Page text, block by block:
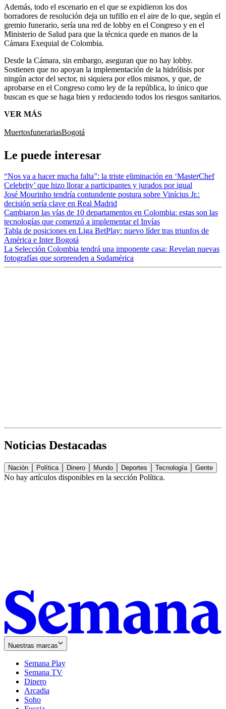
Además, todo el escenario en el que se expidieron los dos
borradores de resolución deja un tufillo en el aire de lo que, según el
gremio funerario, sería una red de lobby en el Congreso y en el
Ministerio de Salud para que la técnica quede en manos de la
Cámara Exequial de Colombia.
Desde la Cámara, sin embargo, aseguran que no hay lobby.
Sostienen que no apoyan la implementación de la hidrólisis por
ningún actor del sector, ni siquiera por ellos mismos, y que, de
aprobarse en el Congreso como ley de la república, lo único que
buscan es que se haga bien y reduciendo todos los riesgos sanitarios.
VER MÁS
MuertosfunerariasBogotá
Le puede interesar
“Nos va a hacer mucha falta”: la triste eliminación en ‘MasterChef
Celebrity’ que hizo llorar a participantes y jurados por igual
José Mourinho tendría contundente postura sobre Vinícius Jr.:
decisión sería clave en Real Madrid
Cambiaron las vías de 10 departamentos en Colombia: estas son las
tecnologías que comenzó a implementar el Invías
Tabla de posiciones en Liga BetPlay: nuevo líder tras triunfos de
América e Inter Bogotá
La Selección Colombia tendrá una imponente casa: Revelan nuevas
fotografías que sorprenden a Sudamérica
Noticias Destacadas
Nación Política Dinero Mundo Deportes Tecnología Gente
No hay artículos disponibles en la sección Política.
Nuestras marcas
Semana Play
Semana TV
Dinero
Arcadia
Soho